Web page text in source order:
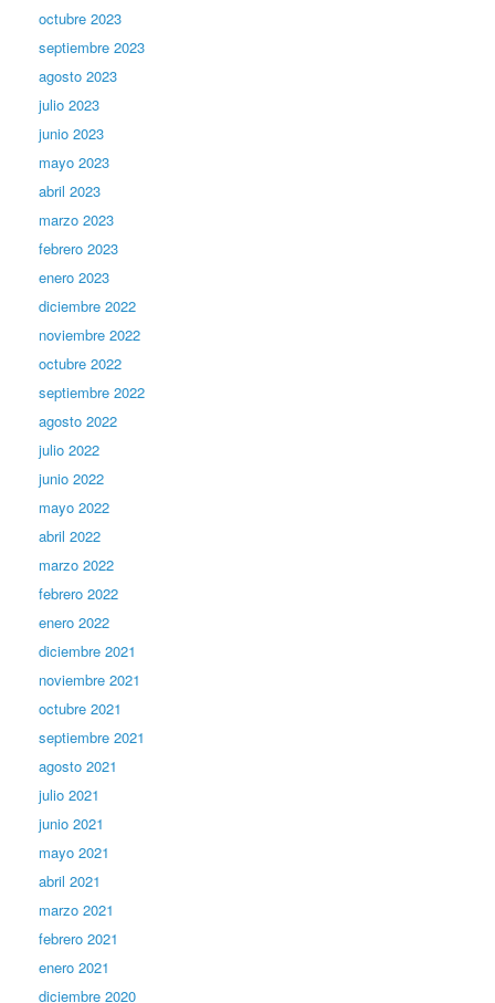
octubre 2023
septiembre 2023
agosto 2023
julio 2023
junio 2023
mayo 2023
abril 2023
marzo 2023
febrero 2023
enero 2023
diciembre 2022
noviembre 2022
octubre 2022
septiembre 2022
agosto 2022
julio 2022
junio 2022
mayo 2022
abril 2022
marzo 2022
febrero 2022
enero 2022
diciembre 2021
noviembre 2021
octubre 2021
septiembre 2021
agosto 2021
julio 2021
junio 2021
mayo 2021
abril 2021
marzo 2021
febrero 2021
enero 2021
diciembre 2020